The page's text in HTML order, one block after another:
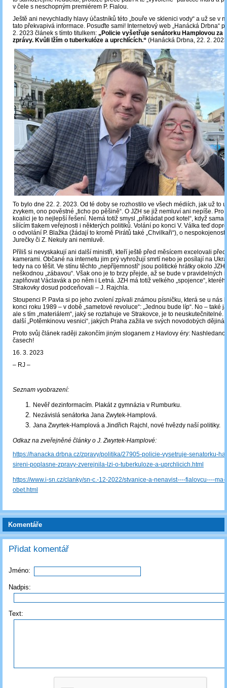
v čele s neschopným premiérem P. Fialou.
Ještě ani nevychladly hlavy účastníků této „bouře ve sklenici vody“ a už se v
tato překvapivá informace. Posuďte sami! Internetový web „Hanácká Drbna“
2. 2023 článek s tímto titulkem: „Policie vyšetřuje senátorku Hamplovou za
zprávy. Kvůli lžím o tuberkulóze a uprchlících.“ (Hanácká Drbna, 22. 2.
To bylo dne 22. 2. 2023. Od té doby se rozhostilo ve všech médiích, jak už to
zvykem, ono pověstné „ticho po pěšině“. O JZH se již nemluví ani nepíše. Pro
koalici je to nejlepší řešení. Nemá totiž smysl „přikládat pod kotel“, když sama
sílícím tlakem veřejnosti i některých politiků. Volání po konci V. Válka teď
o odvolání P. Blažka (žádají to kromě Pirátů také „Chvilkaři“), o
Jurečky či Z. Nekuly ani nemluvě.
Příliš si nevyskakují ani další ministři, kteří ještě před měsícem excelovali
kamerami. Občané na internetu jim prý vyhrožují smrtí nebo je posílají na
tedy na co těšit. Ve stínu těchto „nepříjemností“ jsou politické hrátky okolo JZH
neškodnou „zábavou“. Však ono je to brzy přejde, až se bude v pravidelných
zaplňovat Václavák a po něm i Letná. JZH má totiž velkého „spojence“,
Strakovky dosud podceňovali – J. Rajchla.
Stoupenci P. Pavla si po jeho zvolení zpívali známou písničku, která se u nás
konci roku 1989 – v době „sametové revoluce“: „Jednou bude líp“. No ‒ také
ale s tím „materiálem“, jaký se roztahuje ve Strakovce, je to neuskutečnitelné.
další „Potěmkinovu vesnici“, jakých Praha zažila ve svých novodobých
Proto svůj článek raději zakončím jiným sloganem z Havlovy éry:
časech!
16. 3. 2023
‒ RJ ‒
Seznam vyobrazení:
Nevěř dezinformacím. Plakát z gymnázia v Rumburku.
Nezávislá senátorka Jana Zwytek-Hamplová.
Jana Zwyrtek-Hamplová a Jindřich Rajchl, nové hvězdy naší politiky.
Odkaz na zveřejněné články o J. Zwyrtek-Hamplové:
https://hanacka.drbna.cz/zpravy/politika/27905-policie-vysetruje-senatorku-
sireni-poplasne-zpravy-zverejnila-lzi-o-tuberkuloze-a-uprchlicich.html
https://www.i-sn.cz/clanky/sn-c.-12-2022/stvanice-a-nenavist----fialovcu----
obet.html
Komentáře
Přidat komentář
Jméno:
Nadpis:
Text: